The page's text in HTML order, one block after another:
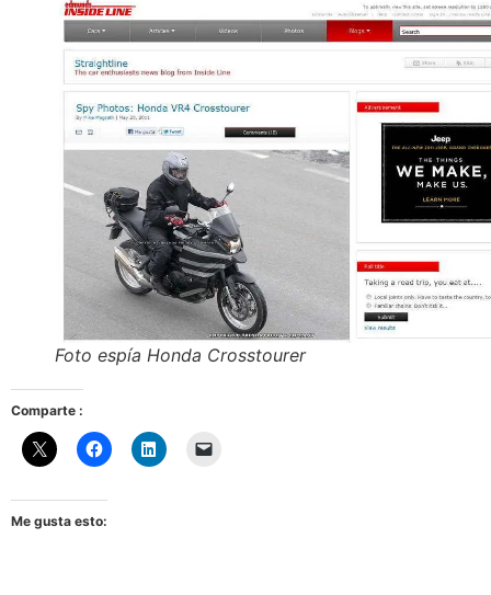
Foto espía Honda Crosstourer
Comparte :
Me gusta esto: